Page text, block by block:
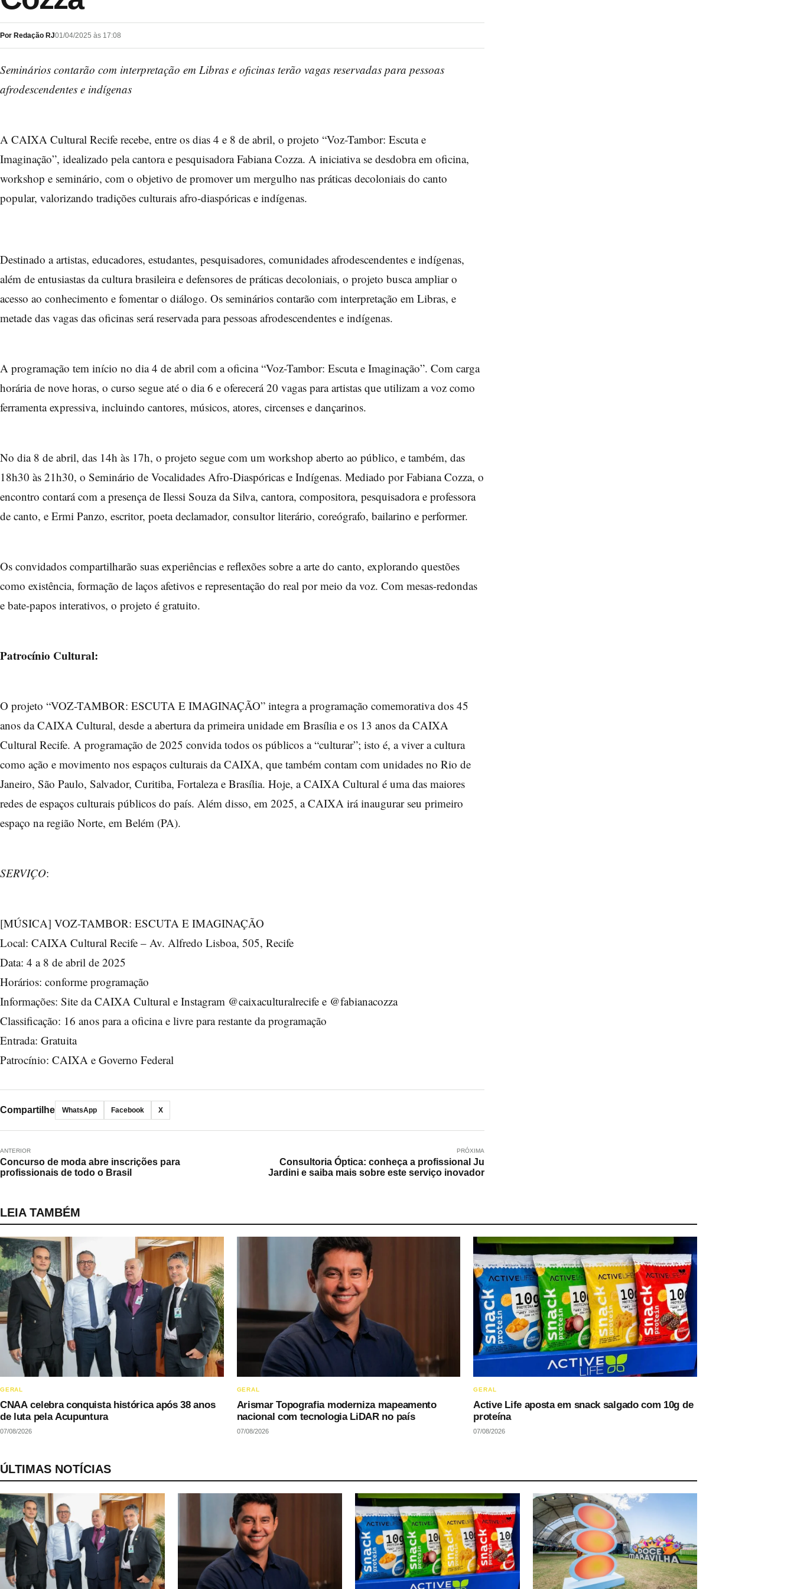
Por Redação RJ01/04/2025 às 17:08
Seminários contarão com interpretação em Libras e oficinas terão vagas reservadas para pessoas
afrodescendentes e indígenas
A CAIXA Cultural Recife recebe, entre os dias 4 e 8 de abril, o projeto “Voz-Tambor: Escuta e
Imaginação”, idealizado pela cantora e pesquisadora Fabiana Cozza. A iniciativa se desdobra em oficina,
workshop e seminário, com o objetivo de promover um mergulho nas práticas decoloniais do canto
popular, valorizando tradições culturais afro-diaspóricas e indígenas.
Destinado a artistas, educadores, estudantes, pesquisadores, comunidades afrodescendentes e indígenas,
além de entusiastas da cultura brasileira e defensores de práticas decoloniais, o projeto busca ampliar o
acesso ao conhecimento e fomentar o diálogo. Os seminários contarão com interpretação em Libras, e
metade das vagas das oficinas será reservada para pessoas afrodescendentes e indígenas.
A programação tem início no dia 4 de abril com a oficina “Voz-Tambor: Escuta e Imaginação”. Com carga
horária de nove horas, o curso segue até o dia 6 e oferecerá 20 vagas para artistas que utilizam a voz como
ferramenta expressiva, incluindo cantores, músicos, atores, circenses e dançarinos.
No dia 8 de abril, das 14h às 17h, o projeto segue com um workshop aberto ao público, e também, das
18h30 às 21h30, o Seminário de Vocalidades Afro-Diaspóricas e Indígenas. Mediado por Fabiana Cozza, o
encontro contará com a presença de Ilessi Souza da Silva, cantora, compositora, pesquisadora e professora
de canto, e Ermi Panzo, escritor, poeta declamador, consultor literário, coreógrafo, bailarino e performer.
Os convidados compartilharão suas experiências e reflexões sobre a arte do canto, explorando questões
como existência, formação de laços afetivos e representação do real por meio da voz. Com mesas-redondas
e bate-papos interativos, o projeto é gratuito.
Patrocínio Cultural:
O projeto “VOZ-TAMBOR: ESCUTA E IMAGINAÇÃO” integra a programação comemorativa dos 45
anos da CAIXA Cultural, desde a abertura da primeira unidade em Brasília e os 13 anos da CAIXA
Cultural Recife. A programação de 2025 convida todos os públicos a “culturar”; isto é, a viver a cultura
como ação e movimento nos espaços culturais da CAIXA, que também contam com unidades no Rio de
Janeiro, São Paulo, Salvador, Curitiba, Fortaleza e Brasília. Hoje, a CAIXA Cultural é uma das maiores
redes de espaços culturais públicos do país. Além disso, em 2025, a CAIXA irá inaugurar seu primeiro
espaço na região Norte, em Belém (PA).
SERVIÇO:
[MÚSICA] VOZ-TAMBOR: ESCUTA E IMAGINAÇÃO
Local: CAIXA Cultural Recife – Av. Alfredo Lisboa, 505, Recife
Data: 4 a 8 de abril de 2025
Horários: conforme programação
Informações: Site da CAIXA Cultural e Instagram @caixaculturalrecife e @fabianacozza
Classificação: 16 anos para a oficina e livre para restante da programação
Entrada: Gratuita
Patrocínio: CAIXA e Governo Federal
Compartilhe WhatsApp Facebook X
ANTERIOR
Concurso de moda abre inscrições para
profissionais de todo o Brasil
PRÓXIMA
Consultoria Óptica: conheça a profissional Ju
Jardini e saiba mais sobre este serviço inovador
LEIA TAMBÉM
GERAL
CNAA celebra conquista histórica após 38 anos
de luta pela Acupuntura
07/08/2026
GERAL
Arismar Topografia moderniza mapeamento
nacional com tecnologia LiDAR no país
07/08/2026
GERAL
Active Life aposta em snack salgado com 10g de
proteína
07/08/2026
ÚLTIMAS NOTÍCIAS